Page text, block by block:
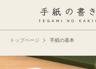
トップページ 手紙の基本
手紙の基本